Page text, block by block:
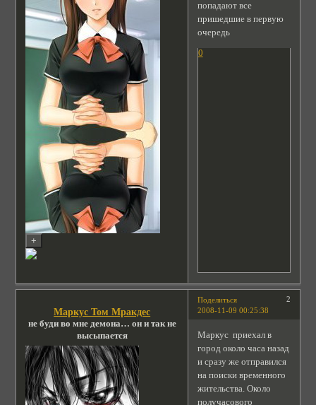
попадают все
пришедшие в первую
очередь
0
Поделиться
2
2008-11-09 00:25:38
Маркус Том Мракдес
не буди во мне демона… он и так не
высыпается
Маркус приехал в
город около часа назад
и сразу же отправился
на поиски временного
жительства. Около
получасового